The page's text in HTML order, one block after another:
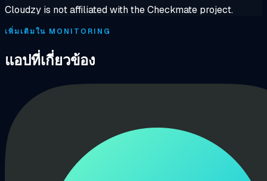
Cloudzy is not affiliated with the Checkmate project.
เพิ่มเติมใน MONITORING
แอปที่เกี่ยวข้อง